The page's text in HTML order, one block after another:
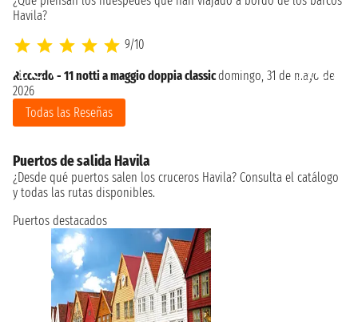
Havila?
9/10
Riccardo - 11 notti a maggio doppia classicdomingo, 31 de mayo de
2026
Todas las Reseñas
Puertos de salida Havila
¿Desde qué puertos salen los cruceros Havila? Consulta el catálogo
y todas las rutas disponibles.
Puertos destacados